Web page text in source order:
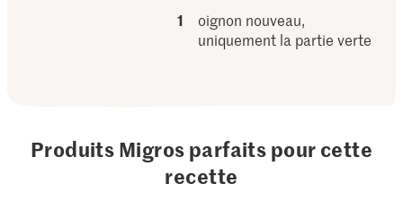
1
oignon nouveau,
uniquement la partie verte
Produits Migros parfaits pour cette
recette